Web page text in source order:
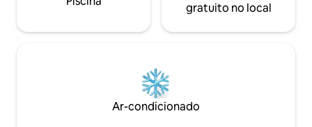
gratuito no local
Ar-condicionado